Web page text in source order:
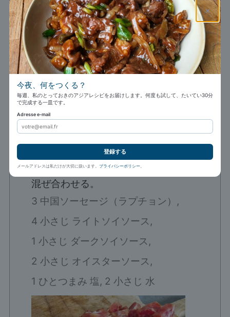
ソース
4 小さじ ライトソイソース
1 小さじ ダークソイソース
2 小さじ オイスターソース
1 ひとつまみ 塩
2
指示
中国ソーセージを切る。ソースの材料を
混ぜ合わせる。
3 中国ソーセージ（ラプチョン）,
4 小さじ ライトソイソース,
1 小さじ ダークソイソース,
2 小さじ オイスターソース,
1 ひとつまみ 塩, 2 小さじ 水
×
今夜、何をつくる？
毎週、私のとっておきのアジアレシピをお届けします。何度も試して、たいてい30分
で完成する一皿です。
Adresse e-mail
登録する
メールアドレスは私だけが大切に扱います。 プライバシーポリシー。